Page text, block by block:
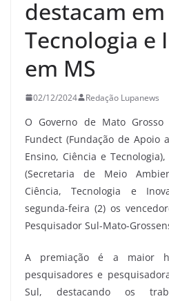
destacam
Tecnologia e
em MS
02/12/2024 Redação Lupanews
O Governo de Mato
Fundect (Fundação de Apoio
Ensino, Ciência e
(Secretaria de Meio
Ciência, Tecnologia e
segunda-feira (2) os
Pesquisador Sul-Mato-
A premiação é a maior
pesquisadores e
Sul, destacando os